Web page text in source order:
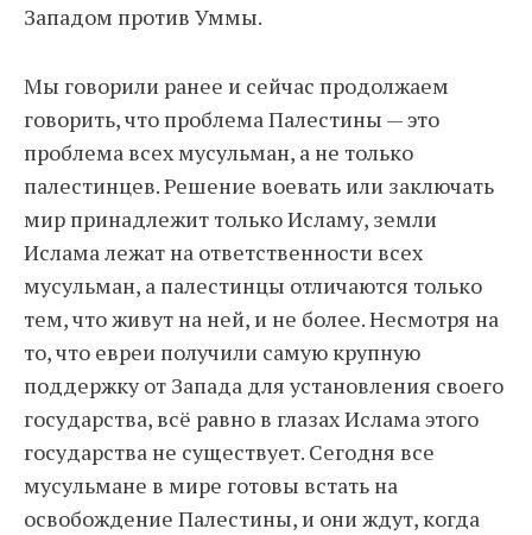
Западом против Уммы.
Мы говорили ранее и сейчас продолжаем
говорить, что проблема Палестины — это
проблема всех мусульман, а не только
палестинцев. Решение воевать или заключать
мир принадлежит только Исламу, земли
Ислама лежат на ответственности всех
мусульман, а палестинцы отличаются только
тем, что живут на ней, и не более. Несмотря на
то, что евреи получили самую крупную
поддержку от Запада для установления своего
государства, всё равно в глазах Ислама этого
государства не существует. Сегодня все
мусульмане в мире готовы встать на
освобождение Палестины, и они ждут, когда